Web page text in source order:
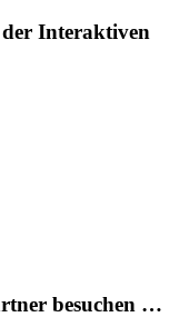
Interaktiven
besuchen …